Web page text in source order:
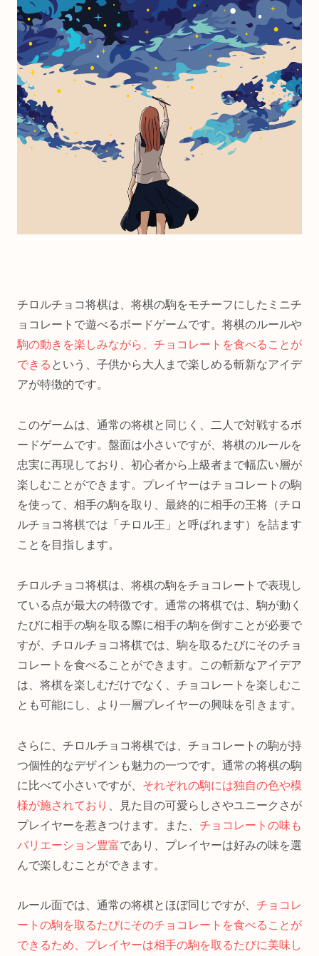
チロルチョコ将棋は、将棋の駒をモチーフにしたミニチ
ョコレートで遊べるボードゲームです。将棋のルールや
駒の動きを楽しみながら、チョコレートを食べることが
できる という、子供から大人まで楽しめる斬新なアイデ
アが特徴的です。
このゲームは、通常の将棋と同じく、二人で対戦するボ
ードゲームです。盤面は小さいですが、将棋のルールを
忠実に再現しており、初心者から上級者まで幅広い層が
楽しむことができます。プレイヤーはチョコレートの駒
を使って、相手の駒を取り、最終的に相手の王将（チロ
ルチョコ将棋では「チロル王」と呼ばれます）を詰ます
ことを目指します。
チロルチョコ将棋は、将棋の駒をチョコレートで表現し
ている点が最大の特徴です。通常の将棋では、駒が動く
たびに相手の駒を取る際に相手の駒を倒すことが必要で
すが、チロルチョコ将棋では、駒を取るたびにそのチョ
コレートを食べることができます。この斬新なアイデア
は、将棋を楽しむだけでなく、チョコレートを楽しむこ
とも可能にし、より一層プレイヤーの興味を引きます。
さらに、チロルチョコ将棋では、チョコレートの駒が持
つ個性的なデザインも魅力の一つです。通常の将棋の駒
に比べて小さいですが、 それぞれの駒には独自の色や模
様が施されており
、見た目の可愛らしさやユニークさが
プレイヤーを惹きつけます。また、 チョコレートの味も
バリエーション豊富であり、プレイヤーは好みの味を選
んで楽しむことができます。
ルール面では、通常の将棋とほぼ同じですが、 チョコレ
ートの駒を取るたびにそのチョコレートを食べることが
できるため、プレイヤーは相手の駒を取るたびに美味し